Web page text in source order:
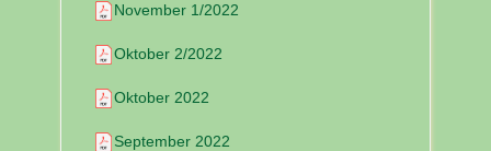
November 1/2022
Oktober 2/2022
Oktober 2022
September 2022